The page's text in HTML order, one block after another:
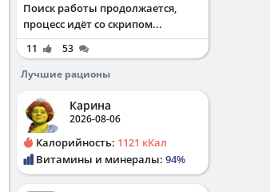
Поиск работы продолжается,
процесс идёт со скрипом...
11
53
Лучшие рационы
Карина
2026-08-06
Калорийность: 1121 кКал
Витамины и минералы: 94%